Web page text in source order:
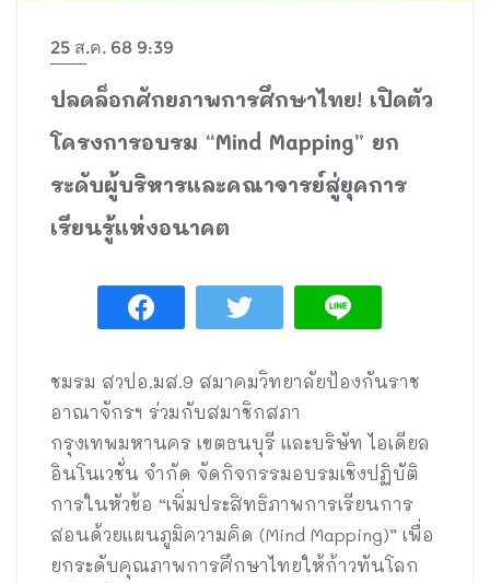
25 ส.ค. 68 9:39
ปลดล็อกศักยภาพการศึกษาไทย! เปิดตัว
โครงการอบรม “Mind Mapping” ยก
ระดับผู้บริหารและคณาจารย์สู่ยุคการ
เรียนรู้แห่งอนาคต
ชมรม สวปอ.มส.9 สมาคมวิทยาลัยป้องกันราช
อาณาจักรฯ ร่วมกับสมาชิกสภา
กรุงเทพมหานคร เขตธนบุรี และบริษัท ไอเดียล
อินโนเวชั่น จำกัด จัดกิจกรรมอบรมเชิงปฏิบัติ
การในหัวข้อ “เพิ่มประสิทธิภาพการเรียนการ
สอนด้วยแผนภูมิความคิด (Mind Mapping)” เพื่อ
ยกระดับคุณภาพการศึกษาไทยให้ก้าวทันโลก